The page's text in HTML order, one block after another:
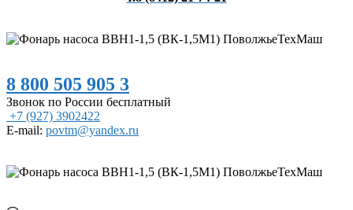
8 800 505 905 3
Звонок по России бесплатный
+7 (927) 3902422
E-mail: povtm@yandex.ru